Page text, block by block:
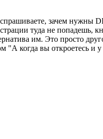
зачем нужны
туда не попадешь,
им. Это просто
"А когда вы откроетесь